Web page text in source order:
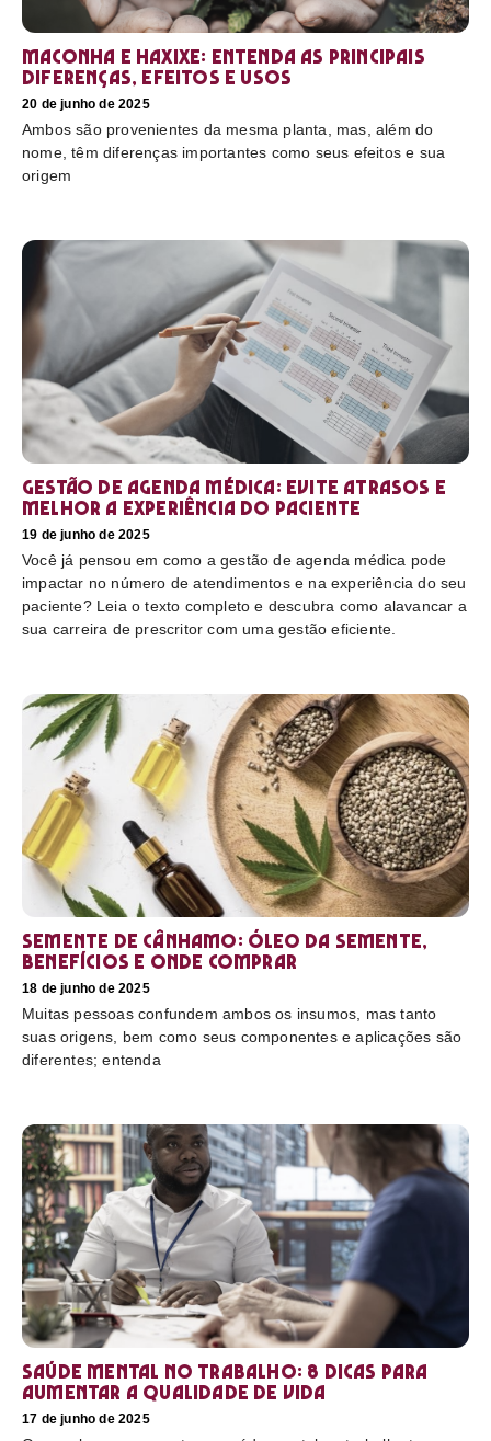
Maconha e haxixe: entenda as principais
diferenças, efeitos e usos
20 de junho de 2025
Ambos são provenientes da mesma planta, mas, além do
nome, têm diferenças importantes como seus efeitos e sua
origem
Gestão de agenda médica: Evite atrasos e
melhor a experiência do paciente
19 de junho de 2025
Você já pensou em como a gestão de agenda médica pode
impactar no número de atendimentos e na experiência do seu
paciente? Leia o texto completo e descubra como alavancar a
sua carreira de prescritor com uma gestão eficiente.
Semente de cânhamo: óleo da semente,
benefícios e onde comprar
18 de junho de 2025
Muitas pessoas confundem ambos os insumos, mas tanto
suas origens, bem como seus componentes e aplicações são
diferentes; entenda
Saúde mental no trabalho: 8 dicas para
aumentar a qualidade de vida
17 de junho de 2025